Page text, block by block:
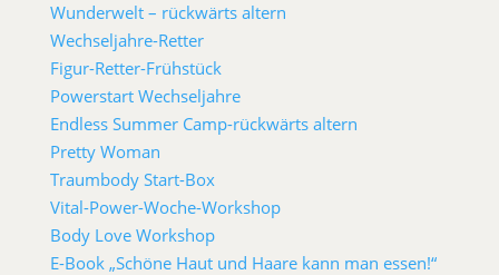
Wunderwelt – rückwärts altern
Wechseljahre-Retter
Figur-Retter-Frühstück
Powerstart Wechseljahre
Endless Summer Camp-rückwärts altern
Pretty Woman
Traumbody Start-Box
Vital-Power-Woche-Workshop
Body Love Workshop
E-Book „Schöne Haut und Haare kann man essen!“